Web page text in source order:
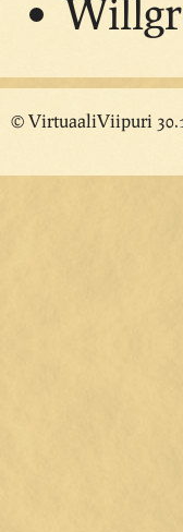
© VirtuaaliViipuri